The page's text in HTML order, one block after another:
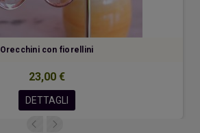
Orecchini con fiorellini
23,00 €
DETTAGLI